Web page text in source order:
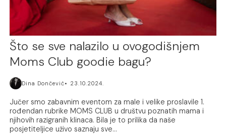
Što se sve nalazilo u ovogodišnjem
Moms Club goodie bagu?
Dina Dončević 23.10.2024.
Jučer smo zabavnim eventom za male i velike proslavile 1.
rođendan rubrike MOMS CLUB u društvu poznatih mama i
njihovih razigranih klinaca. Bila je to prilika da naše
posjetiteljice uživo saznaju sve...